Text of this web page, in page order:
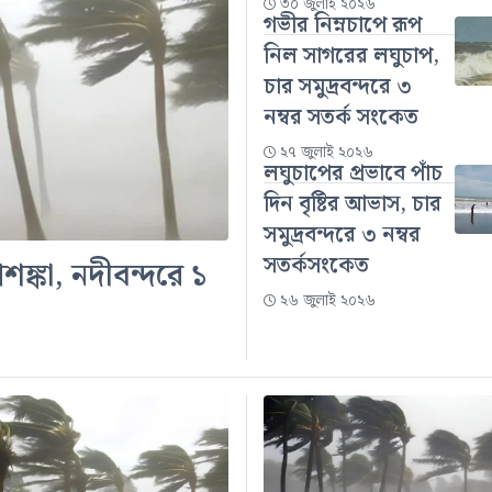
নদীবন্দরে ১
গভীর নিম্নচাপে রূপ
নিল সাগরের লঘুচাপ,
চার সমুদ্রবন্দরে ৩
নম্বর সতর্ক সংকেত
২৭ জুলাই ২০২৬
লঘুচাপের প্রভাবে পাঁচ
দিন বৃষ্টির আভাস, চার
সমুদ্রবন্দরে ৩ নম্বর
সতর্কসংকেত
২৬ জুলাই ২০২৬